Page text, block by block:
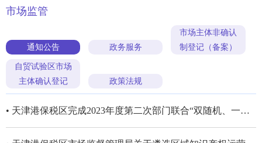
市场监管
通知公告 政务服务
市场主体非确认
制登记（备案）
自贸试验区市场
主体确认登记
政策法规
• 天津港保税区完成2023年度第二次部门联合“双随机、一公开”抽查工作